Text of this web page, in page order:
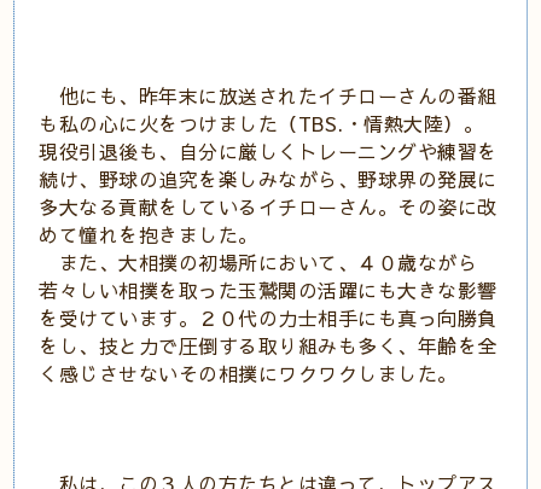
他にも、昨年末に放送されたイチローさんの番組
も私の心に火をつけました（TBS.・情熱大陸）。
現役引退後も、自分に厳しくトレーニングや練習を
続け、野球の追究を楽しみながら、野球界の発展に
多大なる貢献をしているイチローさん。その姿に改
めて憧れを抱きました。
また、大相撲の初場所において、４０歳ながら
若々しい相撲を取った玉鷲関の活躍にも大きな影響
を受けています。２０代の力士相手にも真っ向勝負
をし、技と力で圧倒する取り組みも多く、年齢を全
く感じさせないその相撲にワクワクしました。
私は、この３人の方たちとは違って、トップアス